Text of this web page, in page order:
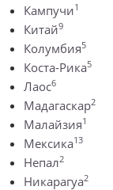
Кампучи1
Китай9
Колумбия5
Коста-Рика5
Лаос6
Мадагаскар2
Малайзия1
Мексика13
Непал2
Никарагуа2